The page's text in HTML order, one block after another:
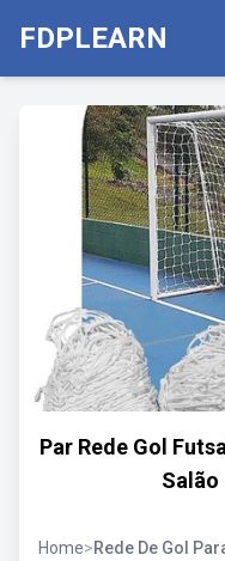
FDPLEARN
Par Rede Gol
Salão
Home>Rede De Gol